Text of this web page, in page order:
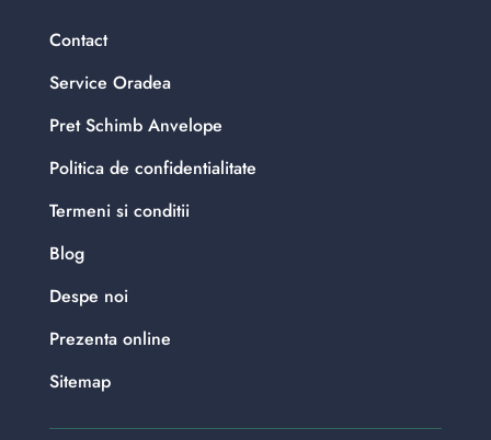
Contact
Service Oradea
Pret Schimb Anvelope
Politica de confidentialitate
Termeni si conditii
Blog
Despe noi
Prezenta online
Sitemap